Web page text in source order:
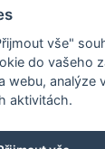
vše"
do vašeho
webu, analýze
aktivitách.